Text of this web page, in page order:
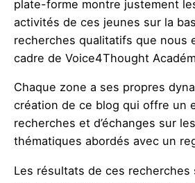
plate-forme montre justement
activités de ces jeunes sur la
recherches qualitatifs que nous
cadre de Voice4Thought
Chaque zone a ses propres
création de ce blog qui offre un
recherches et d’échanges sur
thématiques abordés avec un
Les résultats de ces recherches